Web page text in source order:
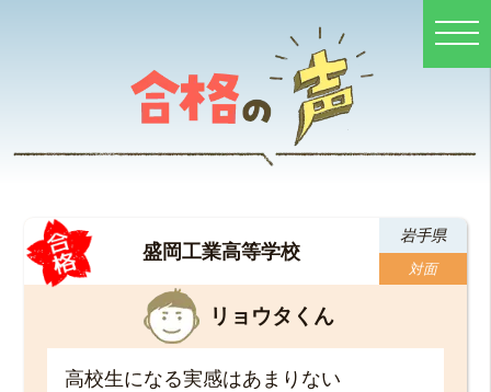
盛岡工業高等学校
岩手県
対面
リョウタくん
高校生になる実感はあまりない